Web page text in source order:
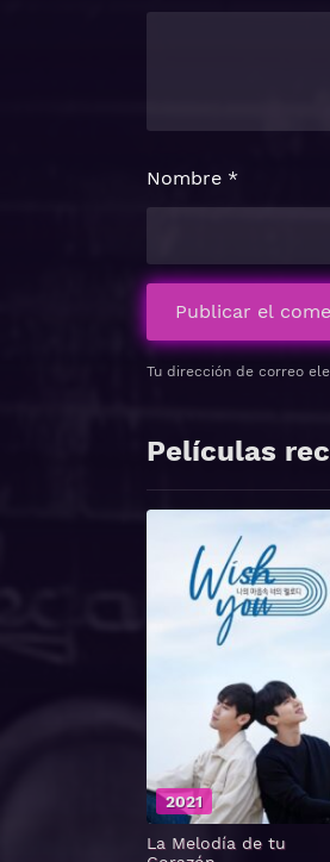
Tu dirección de correo
Nombre *
Películas
La Melodía de tu
2021